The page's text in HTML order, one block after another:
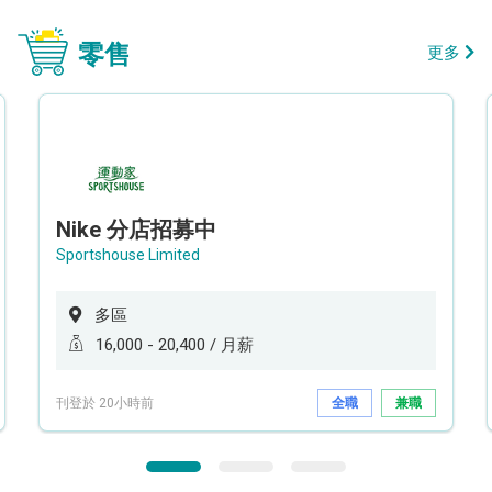
零售 更多
Nike 分店招募中
Sportshouse Limited
多區
16,000 - 20,400 / 月薪
刊登於 20小時前 全職 兼職